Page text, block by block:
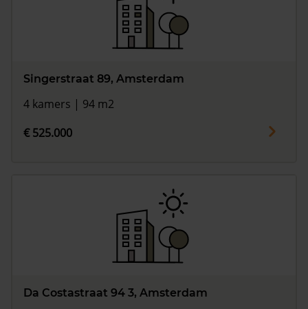
Singerstraat 89, Amsterdam
4 kamers | 94 m2
€ 525.000
Da Costastraat 94 3, Amsterdam